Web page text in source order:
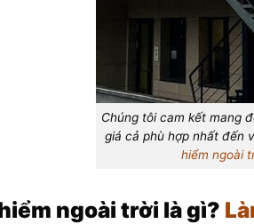
Chúng tôi cam kết mang
giá cả phù hợp nhất đến
hiểm ngoài
ngoài trời là gì?